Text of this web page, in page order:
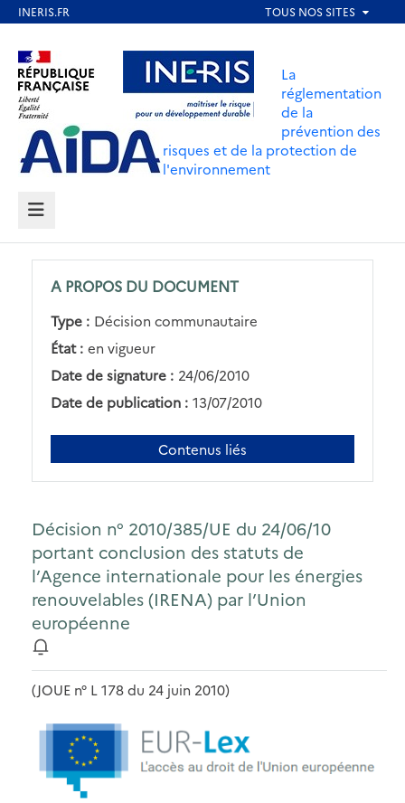
contenu
principal
Aller au contenu Aller au menu
Aller au pied de page
La
réglementation
de la
prévention des
risques et de la protection de
l'environnement
MENU
A PROPOS DU DOCUMENT
Type : Décision communautaire
État : en vigueur
Date de signature : 24/06/2010
Date de publication : 13/07/2010
Contenus liés
Décision n° 2010/385/UE du 24/06/10
portant conclusion des statuts de
l’Agence internationale pour les énergies
renouvelables (IRENA) par l’Union
européenne
(JOUE n° L 178 du 24 juin 2010)